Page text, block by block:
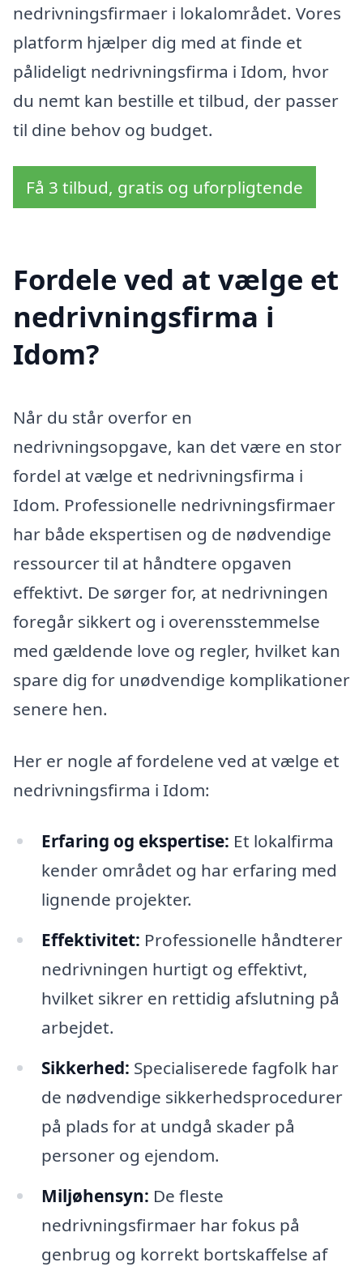
nedrivningsfirmaer i lokalområdet. Vores
platform hjælper dig med at finde et
pålideligt nedrivningsfirma i Idom, hvor
du nemt kan bestille et tilbud, der passer
til dine behov og budget.
Få 3 tilbud, gratis og uforpligtende
Fordele ved at vælge et
nedrivningsfirma i
Idom?
Når du står overfor en
nedrivningsopgave, kan det være en stor
fordel at vælge et nedrivningsfirma i
Idom. Professionelle nedrivningsfirmaer
har både ekspertisen og de nødvendige
ressourcer til at håndtere opgaven
effektivt. De sørger for, at nedrivningen
foregår sikkert og i overensstemmelse
med gældende love og regler, hvilket kan
spare dig for unødvendige komplikationer
senere hen.
Her er nogle af fordelene ved at vælge et
nedrivningsfirma i Idom:
Erfaring og ekspertise: Et lokalfirma
kender området og har erfaring med
lignende projekter.
Effektivitet: Professionelle håndterer
nedrivningen hurtigt og effektivt,
hvilket sikrer en rettidig afslutning på
arbejdet.
Sikkerhed: Specialiserede fagfolk har
de nødvendige sikkerhedsprocedurer
på plads for at undgå skader på
personer og ejendom.
Miljøhensyn: De fleste
nedrivningsfirmaer har fokus på
genbrug og korrekt bortskaffelse af